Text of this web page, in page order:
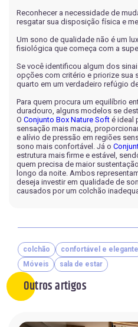
Reconhecer a necessidade de
resgatar sua disposição física e
Um sono de qualidade não é um
fisiológica que começa com a
Se você identificou algum dos
opções com critério e priorize sua
quarto em um verdadeiro refúgio
Para quem procura um equilíbrio
duradouro, alguns modelos se
O Conjunto Box Nature Soft é ideal
sensação mais macia,
e alívio de pressão em regiões
sono mais confortável. Já o
estrutura mais firme e estável,
quem precisa de maior
longo da noite. Ambos
deseja investir em qualidade de
causados por um colchão
colchão confortável e elegante
Móveis
sala de estar
Outros artigos